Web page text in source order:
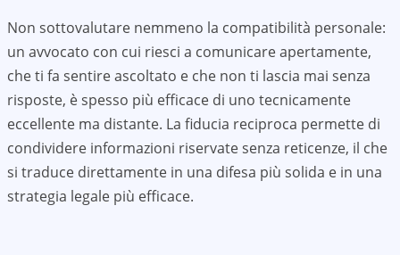
Non sottovalutare nemmeno la compatibilità personale:
un avvocato con cui riesci a comunicare apertamente,
che ti fa sentire ascoltato e che non ti lascia mai senza
risposte, è spesso più efficace di uno tecnicamente
eccellente ma distante. La fiducia reciproca permette di
condividere informazioni riservate senza reticenze, il che
si traduce direttamente in una difesa più solida e in una
strategia legale più efficace.